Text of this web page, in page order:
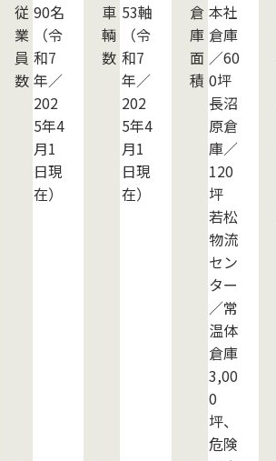
従
業
員
数
90名
（令
和7
年／
202
5年4
月1
日現
在）
車
輌
数
53軸
（令
和7
年／
202
5年4
月1
日現
在）
倉
庫
面
積
本社
倉庫
／60
0坪
長沼
原倉
庫／
120
坪
若松
物流
セン
ター
／常
温体
倉庫
3,00
0
坪、
危険